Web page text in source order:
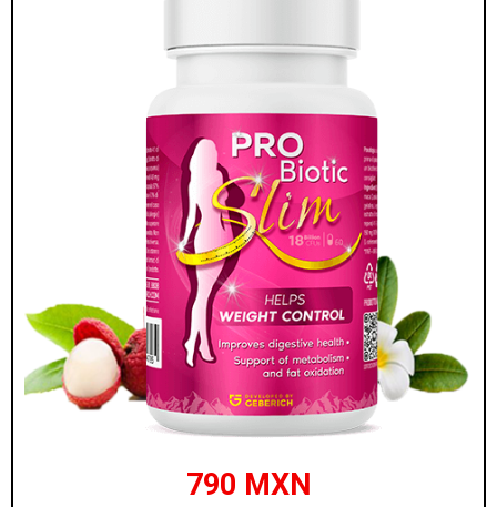
790 MXN